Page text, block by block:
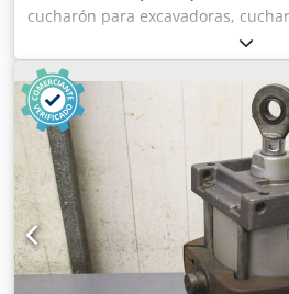
cucharón para excavadoras,
Ancho: 600 mm Dcjdpfxsb A I Rco
Profundidad: 800 mm -Medida
montaje: 255/200 mm -Diámetro
Dientes de desgarro -El montaje
modificarse por un coste adicional